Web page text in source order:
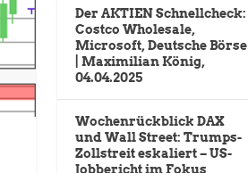
Der AKTIEN Schnellcheck:
Costco Wholesale,
Microsoft, Deutsche Börse
| Maximilian König,
04.04.2025
Wochenrückblick DAX
und Wall Street: Trumps-
Zollstreit eskaliert – US-
Jobbericht im Fokus